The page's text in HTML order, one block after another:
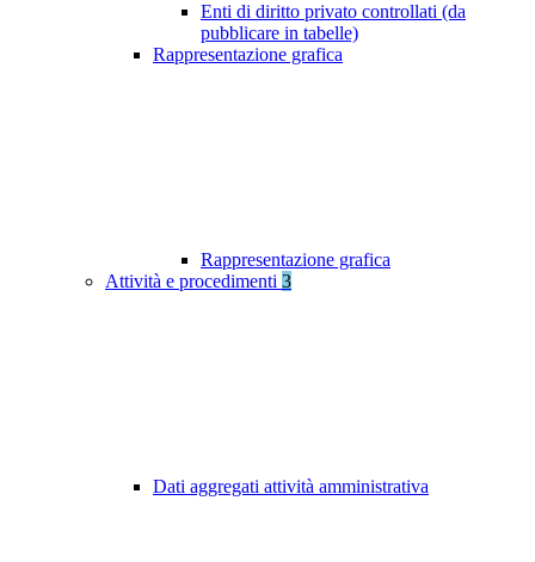
Enti di diritto privato controllati (da
pubblicare in tabelle)
Rappresentazione grafica
Rappresentazione grafica
Attività e procedimenti 3
Dati aggregati attività amministrativa